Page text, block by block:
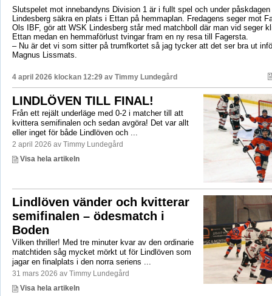
Slutspelet mot innebandyns Division 1 är i fullt spel och under
Lindesberg säkra en plats i Ettan på hemmaplan. Fredagens seger mot
Ols IBF, gör att WSK Lindesberg står med matchboll där man vid seger
Ettan medan en hemmaförlust tvingar fram en ny resa till Fagersta.
– Nu är det vi som sitter på trumfkortet så jag tycker att det ser bra ut
Magnus Lissmats.
4 april 2026 klockan 12:29 av Timmy Lundegård
LINDLÖVEN TILL FINAL!
Från ett rejält underläge med 0-2 i matcher till att
kvittera semifinalen och sedan avgöra! Det var allt
eller inget för både Lindlöven och ...
2 april 2026 av Timmy Lundegård
Visa hela artikeln
Lindlöven vänder och kvitterar
semifinalen – ödesmatch i
Boden
Vilken thriller! Med tre minuter kvar av den ordinarie
matchtiden såg mycket mörkt ut för Lindlöven som
jagar en finalplats i den norra seriens ...
31 mars 2026 av Timmy Lundegård
Visa hela artikeln